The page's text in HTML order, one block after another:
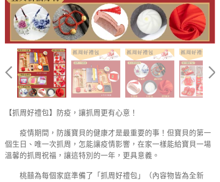
A. 抓周16件組
B. 五大祈福好物
C. 度晬服飾 3選1
D. 三大紀念禮品
度晬服飾 -虎裝款
度晬服飾 -吉祥男寶款
度晬服飾 -吉祥女寶款
【抓周好禮包】防疫，讓抓周更有心意！
疫情期間，防護寶貝的健康才是最重要的事！但寶貝的第一
個生日、唯一次抓周，怎能讓疫情影響，在家一樣能給寶貝一場
溫馨的抓周祝福，讓這特別的一年，更具意義。
桃囍為每個家庭準備了「抓周好禮包」（內容物皆為全新